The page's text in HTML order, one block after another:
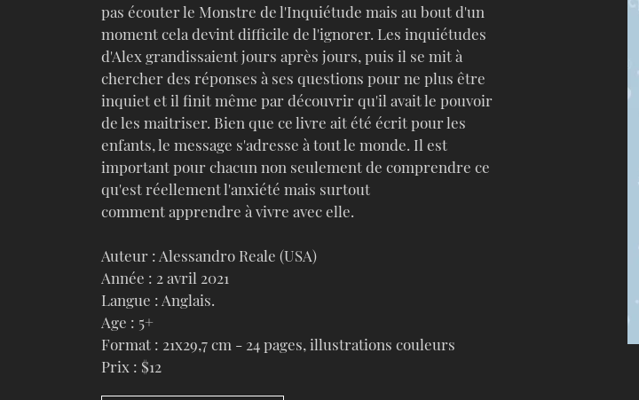
pas écouter le Monstre de l'Inquiétude mais au bout d'un
moment cela devint difficile de l'ignorer. Les inquiétudes
d'Alex grandissaient jours après jours, puis il se mit à
chercher des réponses à ses questions pour ne plus être
inquiet et il finit même par découvrir qu'il avait le pouvoir
de les maitriser. Bien que ce livre ait été écrit pour les
enfants, le message s'adresse à tout le monde. Il est
important pour chacun non seulement de comprendre ce
qu'est réellement l'anxiété mais surtout
comment apprendre à vivre avec elle.
Auteur : Alessandro Reale (USA)
Année : 2 avril 2021
Langue : Anglais.
Age : 5+
Format : 21x29,7 cm - 24 pages, illustrations couleurs
Prix : $12